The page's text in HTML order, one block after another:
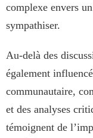
complexe envers
sympathiser.
Au-delà des
également
communautaire,
et des analyses
témoignent de